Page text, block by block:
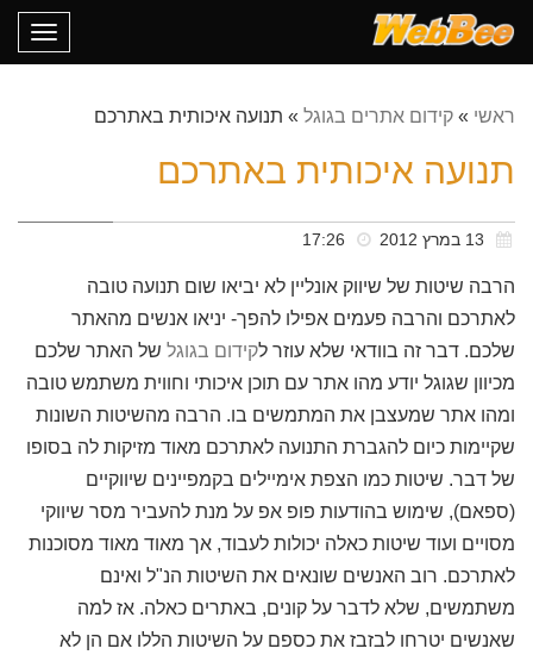
ראשי » קידום אתרים בגוגל » תנועה איכותית באתרכם
תנועה איכותית באתרכם
הרבה שיטות של שיווק אונליין לא יביאו שום תנועה טובה
לאתרכם והרבה פעמים אפילו להפך- יניאו אנשים מהאתר
שלכם. דבר זה בוודאי שלא עוזר לקידום בגוגל של האתר שלכם
מכיוון שגוגל יודע מהו אתר עם תוכן איכותי וחווית משתמש טובה
ומהו אתר שמעצבן את המתמשים בו. הרבה מהשיטות השונות
שקיימות כיום להגברת התנועה לאתרכם מאוד מזיקות לה בסופו
של דבר. שיטות כמו הצפת אימיילים בקמפיינים שיווקיים
(ספאם), שימוש בהודעות פופ אפ על מנת להעביר מסר שיווקי
מסויים ועוד שיטות כאלה יכולות לעבוד, אך מאוד מאוד מסוכנות
לאתרכם. רוב האנשים שונאים את השיטות הנ"ל ואינם
משתמשים, שלא לדבר על קונים, באתרים כאלה. אז למה
שאנשים יטרחו לבזבז את כספם על השיטות הללו אם הן לא